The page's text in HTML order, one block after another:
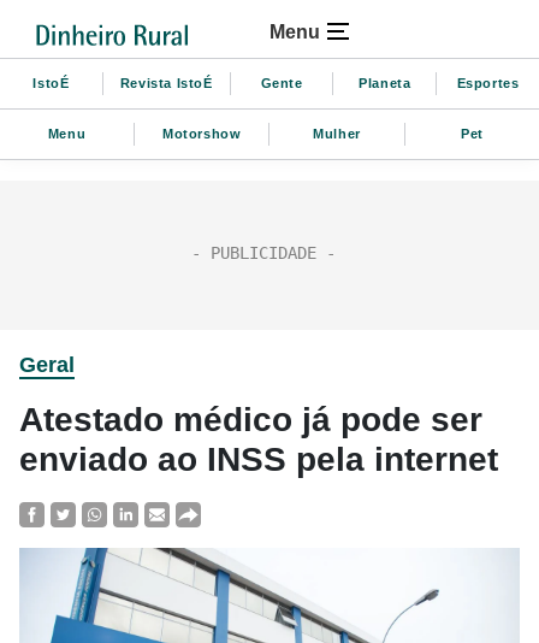
Menu
IstoÉ Revista IstoÉ Gente Planeta Esportes
Menu Motorshow Mulher Pet
Geral
Atestado médico já pode ser
enviado ao INSS pela internet